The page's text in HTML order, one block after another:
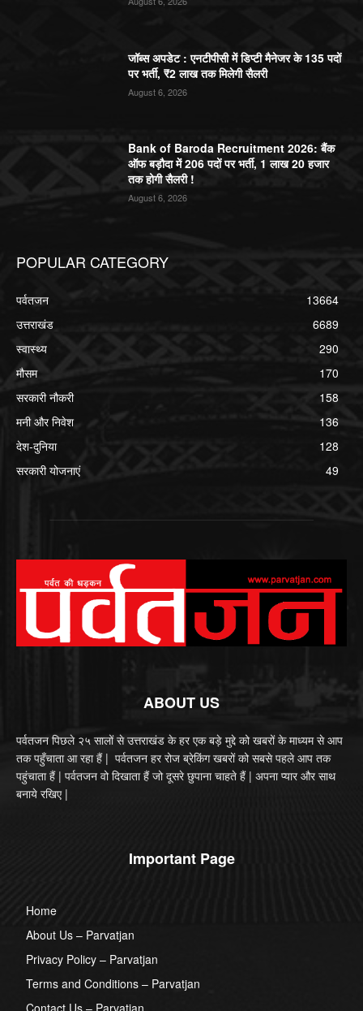
जॉब्स अपडेट : एनटीपीसी में डिप्टी मैनेजर के 135 पदों
पर भर्ती, ₹2 लाख तक मिलेगी सैलरी
August 6, 2026
Bank of Baroda Recruitment 2026: बैंक
ऑफ बड़ौदा में 206 पदों पर भर्ती, 1 लाख 20 हजार
तक होगी सैलरी !
August 6, 2026
POPULAR CATEGORY
पर्वतजन
13664
उत्तराखंड
6689
स्वास्थ्य
290
मौसम
170
सरकारी नौकरी
158
मनी और निवेश
136
देश-दुनिया
128
सरकारी योजनाएं
49
ABOUT US
पर्वतजन पिछले २५ सालों से उत्तराखंड के हर एक बड़े मुद्दे को खबरों के माध्यम से आप
तक पहुँचाता आ रहा हैं | पर्वतजन हर रोज ब्रेकिंग खबरों को सबसे पहले आप तक
पहुंचाता हैं | पर्वतजन वो दिखाता हैं जो दूसरे छुपाना चाहते हैं | अपना प्यार और साथ
बनाये रखिए |
Important Page
Home
About Us – Parvatjan
Privacy Policy – Parvatjan
Terms and Conditions – Parvatjan